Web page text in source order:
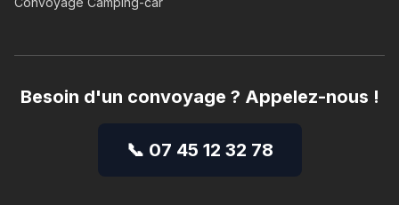
Besoin d'un convoyage ? Appelez-nous !
📞 07 45 12 32 78